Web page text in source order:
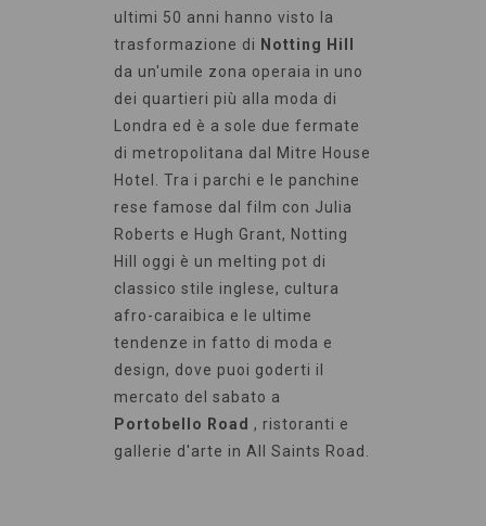
ultimi 50 anni hanno visto la
trasformazione di Notting Hill
da un'umile zona operaia in uno
dei quartieri più alla moda di
Londra ed è a sole due fermate
di metropolitana dal Mitre House
Hotel. Tra i parchi e le panchine
rese famose dal film con Julia
Roberts e Hugh Grant, Notting
Hill oggi è un melting pot di
classico stile inglese, cultura
afro-caraibica e le ultime
tendenze in fatto di moda e
design, dove puoi goderti il
mercato del sabato a
Portobello Road , ristoranti e
gallerie d'arte in All Saints Road.